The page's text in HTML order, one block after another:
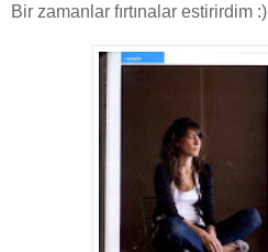
Bir zamanlar fırtınalar estirirdim :)